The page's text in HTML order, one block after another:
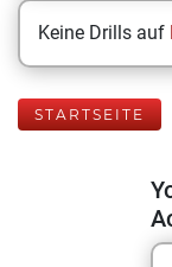
Keine Drills auf
STARTSEITE